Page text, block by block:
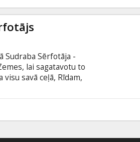
ar tādu pat
Sudraba Sērfotāja -
lai sagatavotu to
savā ceļā, Rīdam,
ir atgriezies.